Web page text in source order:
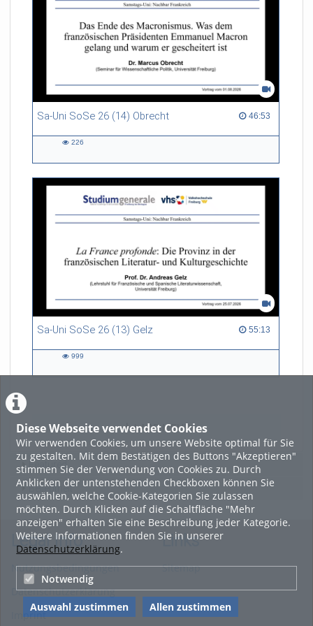
Diese Webseite verwendet Cookies
Wir verwenden Cookies, um unsere Website optimal für Sie
zu gestalten. Mit dem Bestätigen des Buttons "Akzeptieren"
stimmen Sie der Verwendung von Cookies zu. Durch
Anklicken der untenstehenden Checkboxen können Sie
auswählen, welche Cookie-Kategorien Sie zulassen
möchten. Durch Klicken auf die Schaltfläche "Mehr
anzeigen" erhalten Sie eine Beschreibung jeder Kategorie.
Weitere Informationen finden Sie in unserer
Datenschutzerklärung.
Notwendig
Auswahl zustimmen Allen zustimmen
Sa-Uni SoSe 26 (14) Obrecht 46:53
46:53 duration
226
Sa-Uni SoSe 26 (13) Gelz 55:13
55:13 duration
999
LADE MEHR
Featured
Beliebtheit
Legal Info
Nutzungsbedingungen
Datenschutzerklärung
Imprint
Links
Sitemap